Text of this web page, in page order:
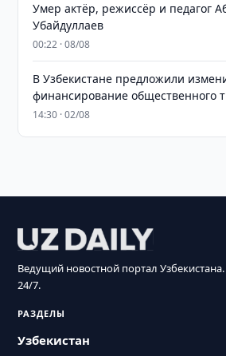
Умер актёр, режиссёр и педагог
Убайдуллаев
00:22 · 08/08
В Узбекистане предложили
финансирование общественного
14:30 · 02/08
Ведущий новостной портал
24/7.
РАЗДЕЛЫ
Узбекистан